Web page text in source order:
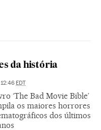
da história
EDT
‘The Bad Movie Bible’
os maiores horrores
dos últimos